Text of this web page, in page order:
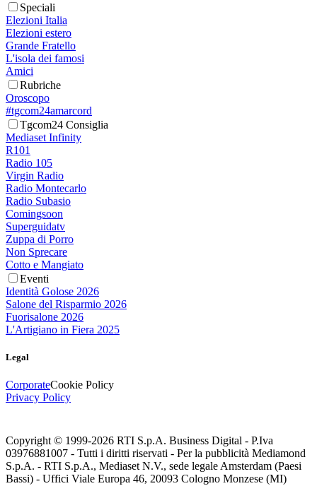
Speciali
Elezioni Italia
Elezioni estero
Grande Fratello
L'isola dei famosi
Amici
Rubriche
Oroscopo
#tgcom24amarcord
Tgcom24 Consiglia
Mediaset Infinity
R101
Radio 105
Virgin Radio
Radio Montecarlo
Radio Subasio
Comingsoon
Superguidatv
Zuppa di Porro
Non Sprecare
Cotto e Mangiato
Eventi
Identità Golose 2026
Salone del Risparmio 2026
Fuorisalone 2026
L'Artigiano in Fiera 2025
Legal
CorporateCookie Policy
Privacy Policy
Copyright © 1999-2026 RTI S.p.A. Business Digital - P.Iva
03976881007 - Tutti i diritti riservati - Per la pubblicità Mediamond
S.p.A. - RTI S.p.A., Mediaset N.V., sede legale Amsterdam (Paesi
Bassi) - Uffici Viale Europa 46, 20093 Cologno Monzese (MI)